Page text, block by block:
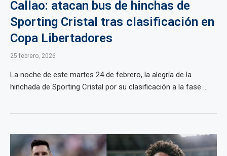
Callao: atacan bus de hinchas de
Sporting Cristal tras clasificación en
Copa Libertadores
25 febrero, 2026
La noche de este martes 24 de febrero, la alegría de la
hinchada de Sporting Cristal por su clasificación a la fase ...